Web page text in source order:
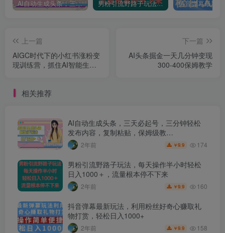
AI自动生成头条，三天必起号，三分钟轻松发布内容，复制粘贴，保姆级教… 男粉引流野路子玩法，每天操作半小时轻松日入1000＋，流量根本停不下来
上一篇
AIGC时代下的小红书涨粉变
现训练营，抓住AI智能生成
书账号
下一篇
AI头条掘金一天几分钟变现
300-400保姆教学
相关推荐
AI自动生成头条，三天必起号，三分钟轻松
发布内容，复制粘贴，保姆级教…
2年前 ￥9.9 174
男粉引流野路子玩法，每天操作半小时轻松
日入1000＋，流量根本停不下来
2年前 ￥9.9 160
抖音弹幕最新玩法，利用粉丝好奇心赚取礼
物打赏，轻松日入1000+
2年前 ￥9.9 158